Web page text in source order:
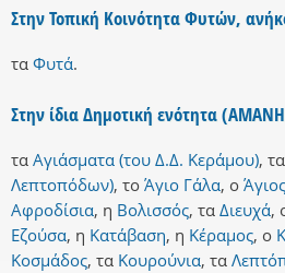
Στην Τοπική Κοινότητα Φυτών,
τα Φυτά.
Στην ίδια Δημοτική ενότητα
τα Αγιάσματα (του Δ.Δ. Κεράμου), τα
Λεπτοπόδων), το Άγιο Γάλα, ο
Αφροδίσια, η Βολισσός, τα Διευχά,
Εζούσα, η Κατάβαση, η Κέραμος, ο
Κοσμάδος, τα Κουρούνια, τα